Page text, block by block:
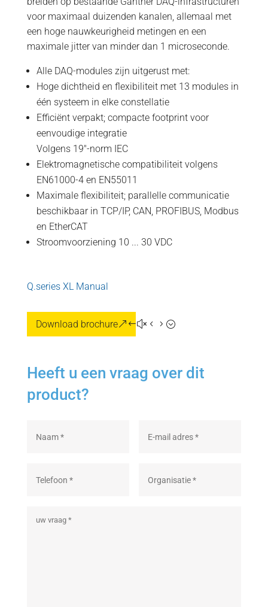
voor maximaal duizenden kanalen, allemaal met
een hoge nauwkeurigheid metingen en een
maximale jitter van minder dan 1 microseconde.
Alle DAQ-modules zijn uitgerust met:
Hoge dichtheid en flexibiliteit met 13 modules in
één systeem in elke constellatie
Efficiënt verpakt; compacte footprint voor
eenvoudige integratie
Volgens 19"-norm IEC
Elektromagnetische compatibiliteit volgens
EN61000-4 en EN55011
Maximale flexibiliteit; parallelle communicatie
beschikbaar in TCP/IP, CAN, PROFIBUS, Modbus
en EtherCAT
Stroomvoorziening 10 ... 30 VDC
Q.series XL Manual
Download brochure
Heeft u een vraag over dit
product?